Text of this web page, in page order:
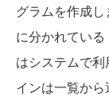
グラムを作成
に分かれてい
はシステムで
インは一覧から